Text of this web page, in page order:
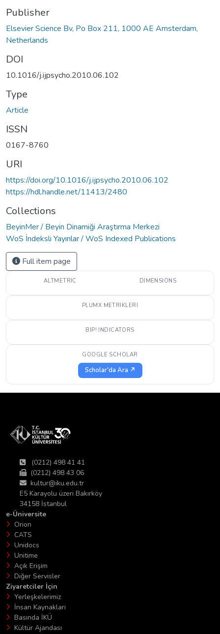
Publisher
Elsevier Science Bv, Po Box 211, 1000 AE Amsterdam,
Netherlands
DOI
10.1016/j.ijpsycho.2010.06.102
Type
Article
ISSN
0167-8760
URI
https://doi.org/10.1016/j.ijpsycho.2010.06.102
https://hdl.handle.net/11413/2480
Collections
BeyinMer / Beyin Dinamiği Araştırma Merkezi
WoS İndeksli Yayınlar / WoS Indexed Publications
Full item page
ALTMETRIC DIMENSIONS
PLUMX METRIKLERI
BIP! INDICATORS
GOOGLE SCHOLAR
Scholar'da Ara ↗
(0212) 498 41 41
(0212) 498 43 06
kultur@iku.edu.tr
E5 Karayolu üzeri Bakırköy
34158 İstanbul
e-Üniversite
Orion
CATS
Unidocs
Unitime
Açık Erişim
Diğer Servisler
Ziyaretciler İçin
Yerleşkelerimiz
İnsan Kaynakları
Basında İKÜ
Kültür Ajandası